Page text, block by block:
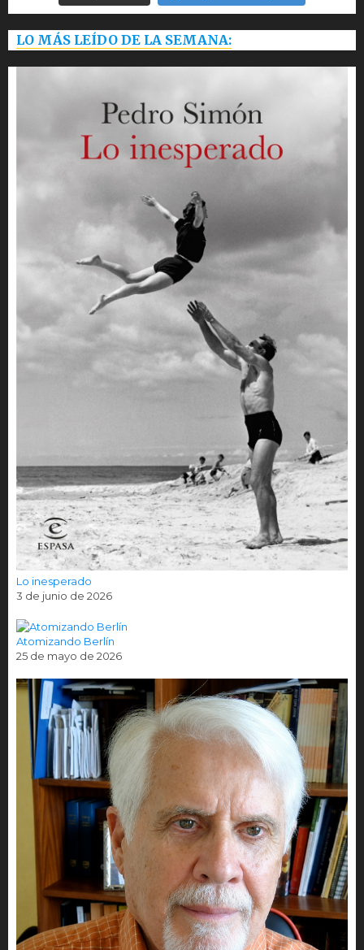
LO MÁS LEÍDO DE LA SEMANA:
Lo inesperado
3 de junio de 2026
Atomizando Berlín
25 de mayo de 2026